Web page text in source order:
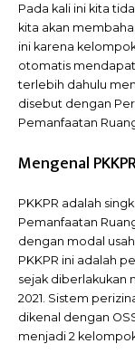
Pada kali ini kita
kita akan
ini karena
otomatis
terlebih dahulu
disebut dengan
Pemanfaatan
Mengenal
PKKPR adalah
Pemanfaatan
dengan modal
PKKPR ini adalah
sejak diberlakukan
2021. Sistem
dikenal dengan
menjadi 2